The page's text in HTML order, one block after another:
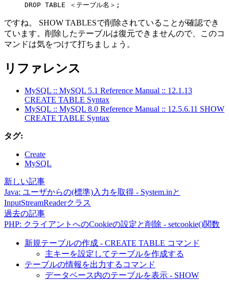
DROP TABLE ＜テーブル名＞;
ですね。 SHOW TABLESで削除されていることが確認でき
ています。削除したテーブルは復元できませんので、このコ
マンドは気をつけて打ちましょう。
リファレンス
MySQL :: MySQL 5.1 Reference Manual :: 12.1.13
CREATE TABLE Syntax
MySQL :: MySQL 8.0 Reference Manual :: 12.5.6.11 SHOW
CREATE TABLE Syntax
タグ:
Create
MySQL
新しい記事
Java: ユーザからの(標準)入力を取得 - System.inと
InputStreamReaderクラス
過去の記事
PHP: クライアントへのCookieの設定と削除 - setcookie()関数
新規テーブルの作成 - CREATE TABLE コマンド
主キーを設定してテーブルを作成する
テーブルの情報を出力するコマンド
データベース内のテーブルを表示 - SHOW